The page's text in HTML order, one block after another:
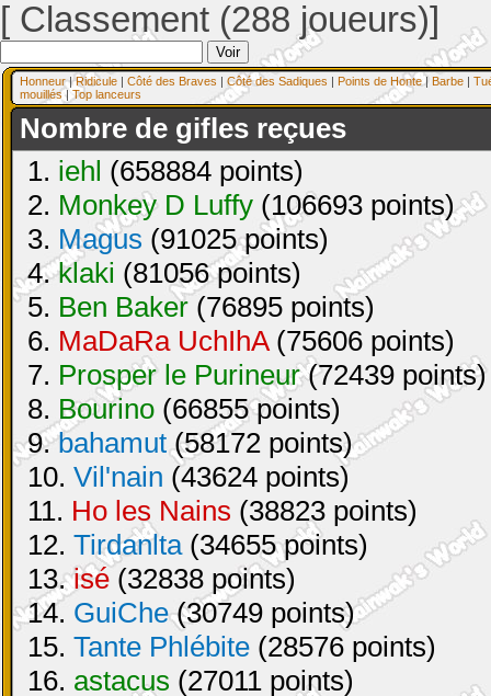
[ Classement (288 joueurs)]
Honneur|Ridicule | Côté des Braves | Côté des Sadiques | Points de Honte| Barbe |
mouillés| Top lanceurs
Nombre de gifles reçues
1. iehl (658884 points)
2. Monkey D Luffy (106693 points)
3. Magus (91025 points)
4.klaki (81056 points)
5. Ben Baker (76895 points)
6. MaDaRa UchIhA(75606 points)
7. Prosper le Purineur(72439 points)
8. Bourino (66855 points)
9.bahamut(58172 points)
10. Vil'nain (43624 points)
11. Ho les Nains (38823 points)
12. Tirdanlta(34655 points)
13.isé (32838 points)
14. GuiChe(30749 points)
15. Tante Phlébite (28576 points)
16. astacus (27011 points)